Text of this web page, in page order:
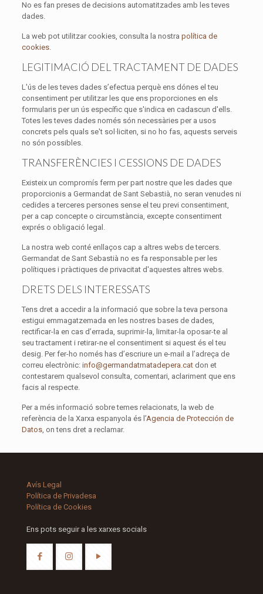
No es fan preses de decisions automatitzades amb les teves
dades.
La web pot utilitzar cookies, consulta la nostra política de
cookies.
LEGITIMACIÓ DEL TRACTAMENT DE DADES
L'ús de les teves dades s’efectua perquè ens dónes el teu
consentiment per utilitzar les que ens proporciones en els
formularis per un ús específic que s'indica en cadascun d'ells.
Totes les teves dades només són necessàries per a usos
concrets pels quals se't sol·liciten, si no ho fas, aquests serveis
no són possibles.
TRANSFERÈNCIES I CESSIONS DE DADES
Existeix un compromís ferm per part nostre que les dades que
proporcionis a Germandat de Sant Sebastià, no seran venudes ni
cedides a terceres persones sense el teu previ consentiment,
per a cap concepte o circumstància, excepte consentiment
exprés o obligació legal.
La nostra web conté enllaços cap a altres webs de tercers.
Germandat de Sant Sebastià no es fa responsable per les
polítiques i pràctiques de privacitat d'aquestes altres webs.
DRETS DELS INTERESSATS
Tens dret a accedir a la informació que sobre la teva persona
estigui emmagatzemada en les nostres bases de dades,
rectificar-la en cas d’errada, suprimir-la, limitar-la oposar-te al
seu tractament i retirar-ne el consentiment si aquest és el teu
desig. Per fer-ho només has d’escriure un e-mail a l’adreça de
correu electrònic: info@germandatmatadepera.catdon et
contestarem qualsevol consulta, comentari, aclariment que ens
facis al respecte.
Per a més informació sobre temes relacionats, la web de
referència de la Xarxa espanyola és l’Agencia de Protección de
Datos, on tens dret a reclamar.
Avís Legal
Política de Privadesa
Política de Cookies
Ens pots seguir a les xarxes socials